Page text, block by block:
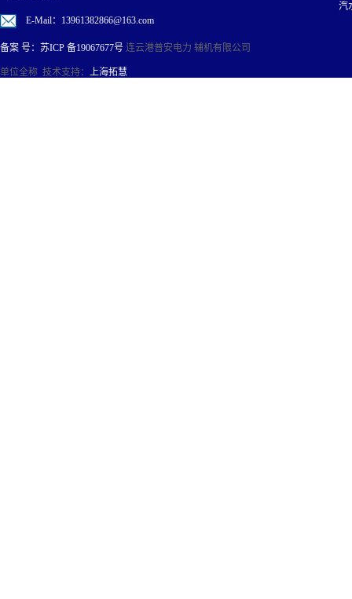
E-Mail：13961382866@163.com
备案 号： 苏ICP 备19067677号 连云港普安电力 辅机有限公司
单位全称 技术支持：
上海拓慧
汽